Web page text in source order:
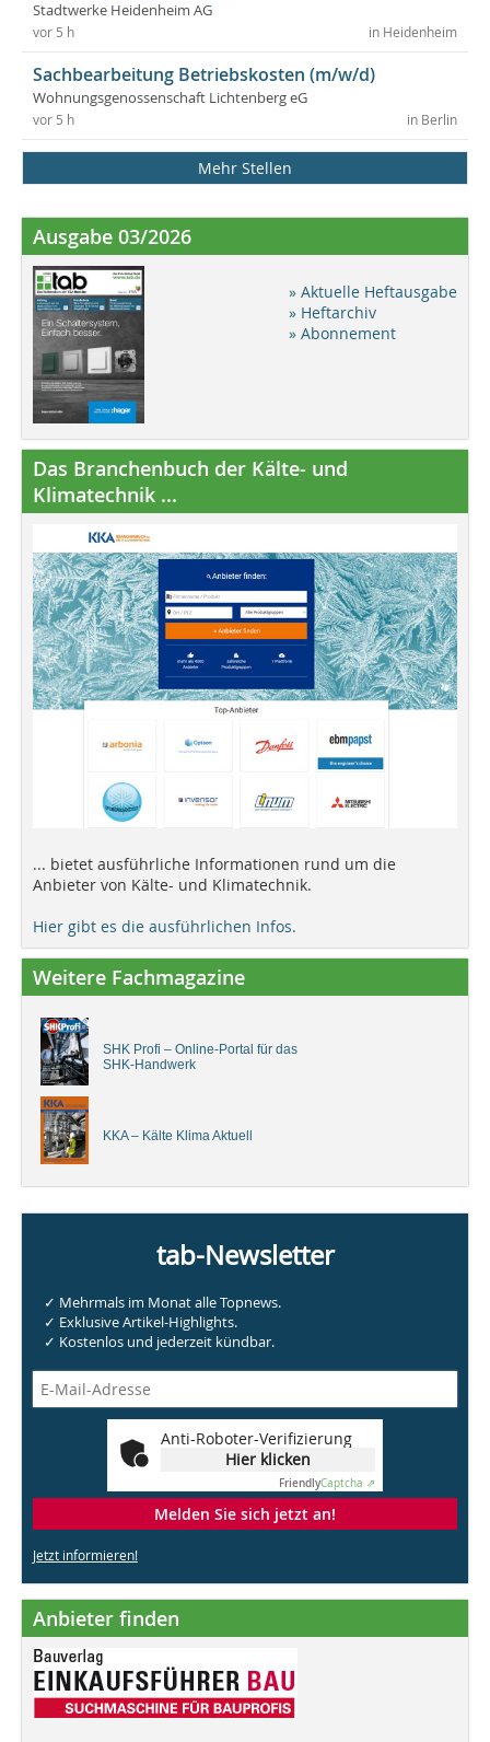
Stadtwerke Heidenheim AG
in Heidenheim
vor 5 h
Sachbearbeitung Betriebskosten (m/w/d)
Wohnungsgenossenschaft Lichtenberg eG
in Berlin
vor 5 h
Mehr Stellen
Ausgabe 03/2026
» Aktuelle Heftausgabe
» Heftarchiv
» Abonnement
Das Branchenbuch der Kälte- und
Klimatechnik ...
... bietet ausführliche Informationen rund um die
Anbieter von Kälte- und Klimatechnik.
Hier gibt es die ausführlichen Infos.
Weitere Fachmagazine
SHK Profi – Online-Portal für das
SHK-Handwerk
KKA – Kälte Klima Aktuell
tab-Newsletter
✓ Mehrmals im Monat alle Topnews.
✓ Exklusive Artikel-Highlights.
✓ Kostenlos und jederzeit kündbar.
Anti-Roboter-Verifizierung
Hier klicken
FriendlyCaptcha ⇗
Melden Sie sich jetzt an!
Jetzt informieren!
Anbieter finden